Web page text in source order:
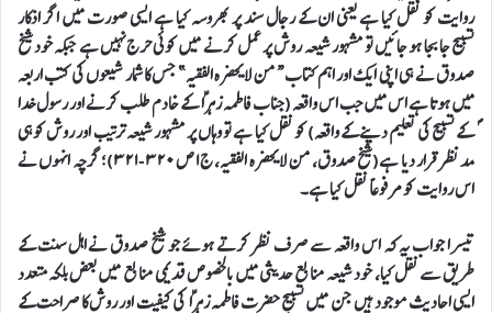
روایت کو نقل کیا ہے یعنی ان کے رجال سند پر بھروسہ کیا ہے ایسی صورت میں اگر اذکار
تسبیح جا بجا ہو جائیں تو مشہور شیعہ روش پر عمل کرنے میں کوئی حرج نہیں ہے جبکہ خود شیخ
صدوق نے ہی اپنی ایک اور اہم کتاب “من لا یحضره الفقیه” جس کا شمار شیعوں کی کتب اربعہ
میں ہوتا ہے اس میں جب اس واقعہ (جناب فاطمہ زہراؑ کے خادم طلب کرنے اور رسول خدا
ؐ کے تسبیح کی تعلیم دینے کے واقعہ) کو نقل کیا ہے تو وہاں پر مشہور شیعہ ترتیب اور روش کو ہی
مد نظر قرار دیا ہے(شیخ صدوق، من لا یحضرہ الفقیہ، ج١ ص ٣٢٠-٣٢١)؛ گرچہ انہوں نے
اس روایت کو مرفوعاً نقل کیا ہے۔
تیسرا جواب یہ کہ اس واقعہ سے صرف نظر کرتے ہوئے جو شیخ صدوق نے اہل سنت کے
طریق سے نقل کیا، خود شیعہ منابع حدیثی میں بالخصوص قدیمی منابع میں بعض بلکہ متعدد
ایسی احادیث موجود ہیں جن میں تسبیح حضرت فاطمہ زہراؑ کی کیفیت اور روش کا صراحت کے